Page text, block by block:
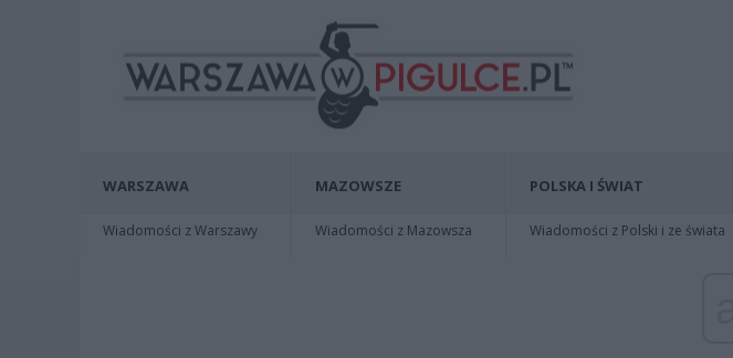
WARSZAWA
Wiadomości z Warszawy
MAZOWSZE
Wiadomości z Mazowsza
POLSKA I ŚWIAT
Wiadomości z Polski i ze świata